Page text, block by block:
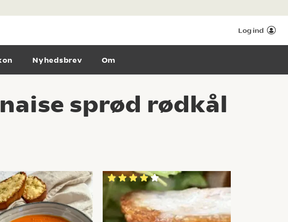
Log ind
Nyhedsbrev Om
sprød rødkål